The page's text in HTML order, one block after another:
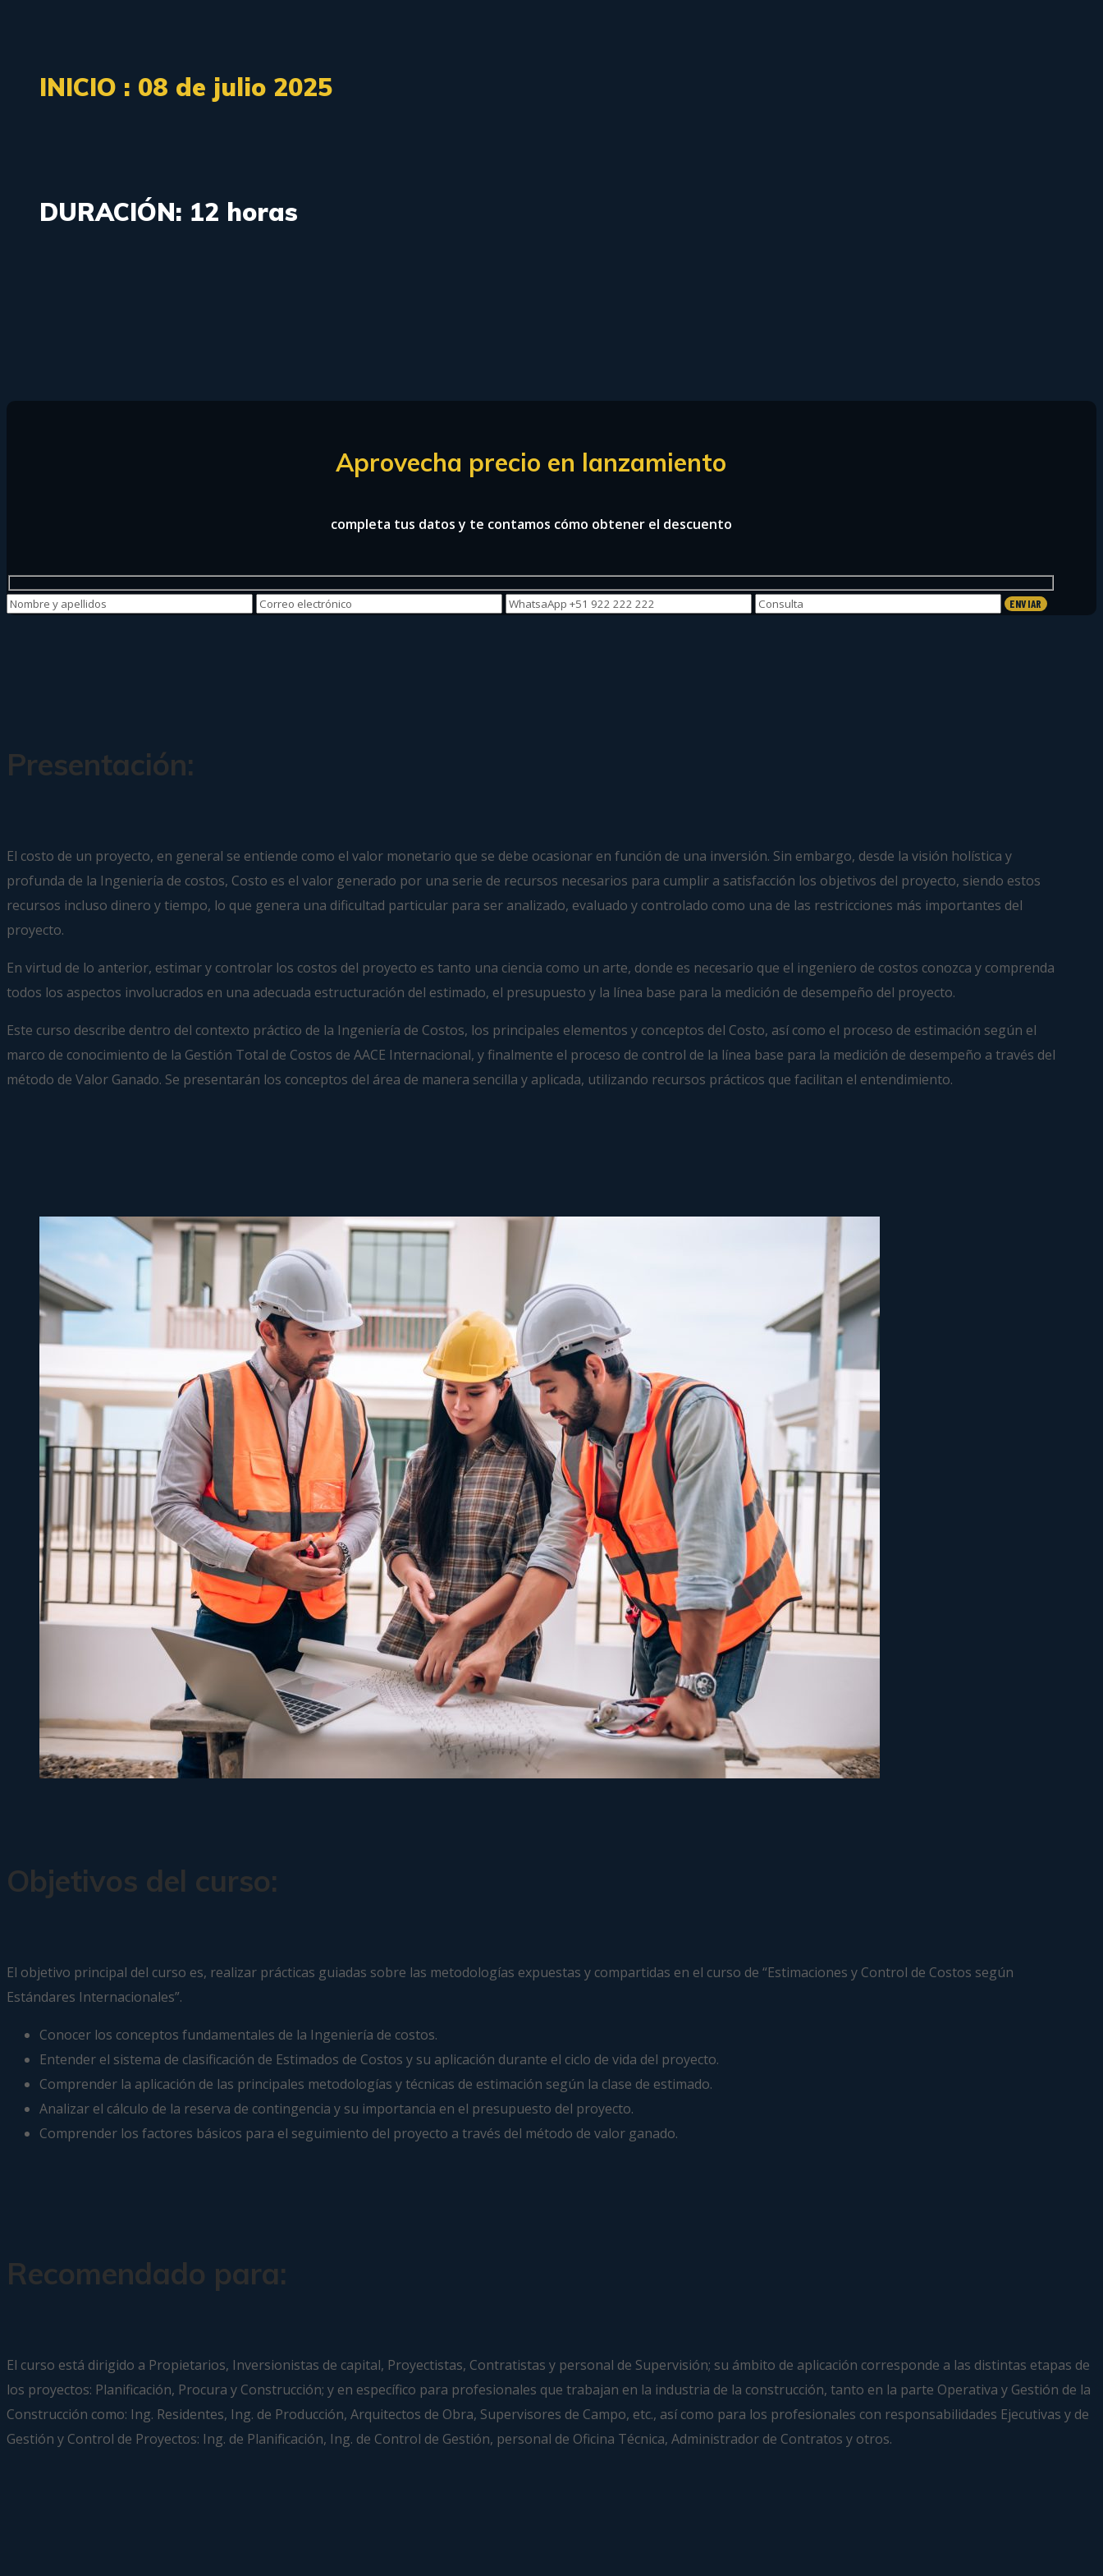
INICIO : 08 de julio 2025
DURACIÓN: 12 horas
Aprovecha precio en lanzamiento
completa tus datos y te contamos cómo obtener el descuento
Presentación:
El costo de un proyecto, en general se entiende como el valor monetario que se debe ocasionar en función de una inversión. Sin embargo, desde la visión holística y
profunda de la Ingeniería de costos, Costo es el valor generado por una serie de recursos necesarios para cumplir a satisfacción los objetivos del proyecto, siendo estos
recursos incluso dinero y tiempo, lo que genera una dificultad particular para ser analizado, evaluado y controlado como una de las restricciones más importantes del
proyecto.
En virtud de lo anterior, estimar y controlar los costos del proyecto es tanto una ciencia como un arte, donde es necesario que el ingeniero de costos conozca y comprenda
todos los aspectos involucrados en una adecuada estructuración del estimado, el presupuesto y la línea base para la medición de desempeño del proyecto.
Este curso describe dentro del contexto práctico de la Ingeniería de Costos, los principales elementos y conceptos del Costo, así como el proceso de estimación según el
marco de conocimiento de la Gestión Total de Costos de AACE Internacional, y finalmente el proceso de control de la línea base para la medición de desempeño a través del
método de Valor Ganado. Se presentarán los conceptos del área de manera sencilla y aplicada, utilizando recursos prácticos que facilitan el entendimiento.
Objetivos del curso:
El objetivo principal del curso es, realizar prácticas guiadas sobre las metodologías expuestas y compartidas en el curso de “Estimaciones y Control de Costos según
Estándares Internacionales”.
Conocer los conceptos fundamentales de la Ingeniería de costos.
Entender el sistema de clasificación de Estimados de Costos y su aplicación durante el ciclo de vida del proyecto.
Comprender la aplicación de las principales metodologías y técnicas de estimación según la clase de estimado.
Analizar el cálculo de la reserva de contingencia y su importancia en el presupuesto del proyecto.
Comprender los factores básicos para el seguimiento del proyecto a través del método de valor ganado.
Recomendado para:
El curso está dirigido a Propietarios, Inversionistas de capital, Proyectistas, Contratistas y personal de Supervisión; su ámbito de aplicación corresponde a las distintas etapas de
los proyectos: Planificación, Procura y Construcción; y en específico para profesionales que trabajan en la industria de la construcción, tanto en la parte Operativa y Gestión de la
Construcción como: Ing. Residentes, Ing. de Producción, Arquitectos de Obra, Supervisores de Campo, etc., así como para los profesionales con responsabilidades Ejecutivas y de
Gestión y Control de Proyectos: Ing. de Planificación, Ing. de Control de Gestión, personal de Oficina Técnica, Administrador de Contratos y otros.